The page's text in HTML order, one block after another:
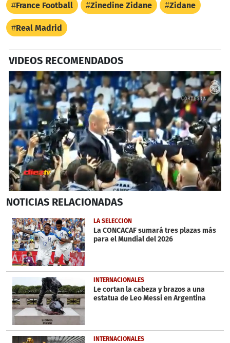
France Football Zinedine Zidane Zidane
Real Madrid
VIDEOS RECOMENDADOS
seconds
1
minute,
8
seconds
NOTICIAS RELACIONADAS
LA SELECCIÓN
La CONCACAF sumará tres plazas más
para el Mundial del 2026
INTERNACIONALES
Le cortan la cabeza y brazos a una
estatua de Leo Messi en Argentina
INTERNACIONALES